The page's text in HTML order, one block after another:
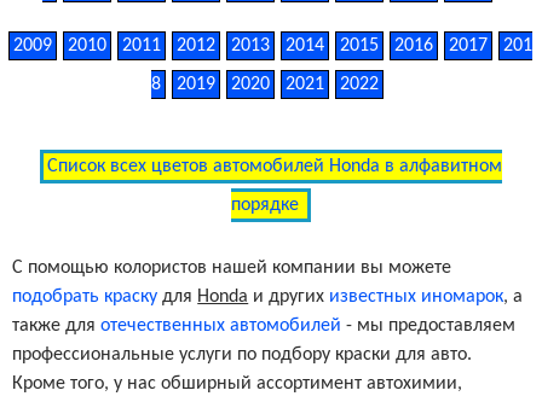
2009 2010 2011 2012 2013 2014 2015 2016 2017
201
8
2019 2020 2021 2022
Список всех цветов автомобилей Honda в алфавитном
порядке
С помощью колористов нашей компании вы можете
подобрать краску для Honda и других известных иномарок, а
также дляотечественных автомобилей - мы предоставляем
профессиональные услуги по подбору краски для авто.
Кроме того, у нас обширный ассортимент автохимии,